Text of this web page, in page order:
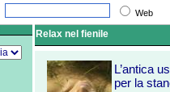
Web
Relax nel fienile
L’antica
per la